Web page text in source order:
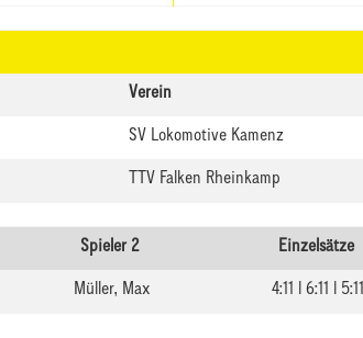
Verein
SV Lokomotive Kamenz
TTV Falken Rheinkamp
Spieler 2 Einzelsätze
Müller, Max 4:11 | 6:11 | 5:11